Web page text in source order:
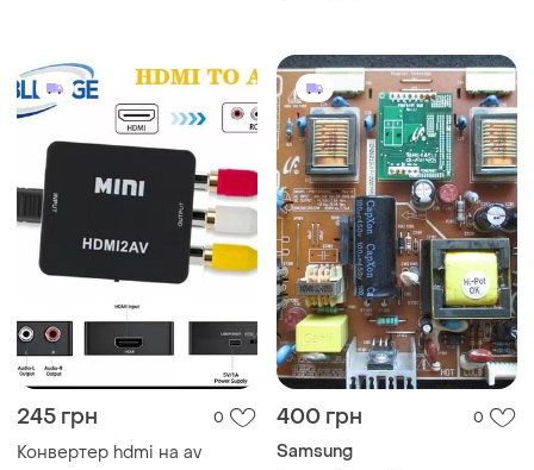
245 грн 0
Конвертер hdmi на av
400 грн 0
Samsung